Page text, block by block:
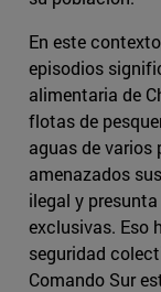
En este
episodios
alimentaria de
flotas de
aguas de varios
amenazados
ilegal y
exclusivas. Eso
seguridad
Comando Sur